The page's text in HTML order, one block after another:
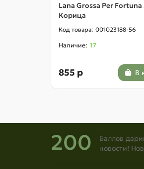
Lana Grossa Per Fortuna
Корица
001023188-56
17
855 р В
200
Баллов
новости!